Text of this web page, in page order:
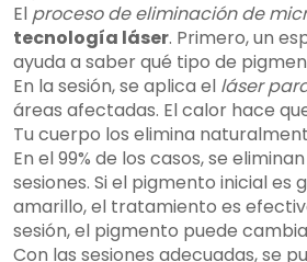
El proceso de eliminación de
tecnología láser. Primero, un
ayuda a saber qué tipo de
En la sesión, se aplica el láser
áreas afectadas. El calor hace
Tu cuerpo los elimina
En el 99% de los casos, se
sesiones. Si el pigmento inicial es
amarillo, el tratamiento es
sesión, el pigmento puede
Con las sesiones adecuadas, se